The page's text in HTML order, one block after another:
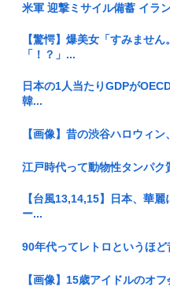
米軍 迎撃ミサイル備蓄 イラ
【驚愕】爆美女「すみませ
「！？」...
日本の1人当たりGDPが
韓...
【画像】昔の渋谷ハロウィ
江戸時代って動物性タンパク
【台風13,14,15】日本、華
ー...
90年代ってレトロというほ
【画像】15歳アイドルのオ